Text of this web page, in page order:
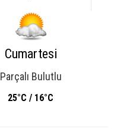
Cumartesi
Parçalı Bulutlu
25°C / 16°C